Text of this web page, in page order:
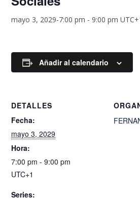
mayo 3, 2029-7:00 pm -9:00 pm
Añadir al calendario
DETALLES
Fecha:
mayo 3, 2029
Hora:
7:00 pm - 9:00 pm
UTC+1
Series: